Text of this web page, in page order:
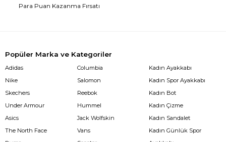
Para Puan Kazanma Fırsatı
Popüler Marka ve Kategoriler
Adidas
Nike
Skechers
Under Armour
Asics
The North Face
Columbia
Salomon
Reebok
Hummel
Jack Wolfskin
Vans
Kadın Ayakkabı
Kadın Spor Ayakkabı
Kadın Bot
Kadın Çizme
Kadın Sandalet
Kadın Günlük Spor